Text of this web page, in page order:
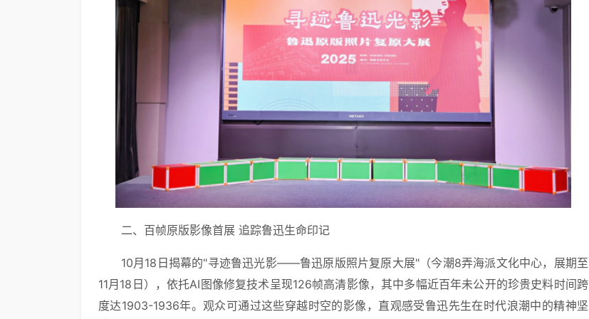
二、百帧原版影像首展 追踪鲁迅生命印记
10月18日揭幕的"寻迹鲁迅光影——鲁迅原版照片复原大展"（今潮8弄海派文化中心，展期至
11月18日），依托AI图像修复技术呈现126帧高清影像，其中多幅近百年未公开的珍贵史料时间跨
度达1903-1936年。观众可通过这些穿越时空的影像，直观感受鲁迅先生在时代浪潮中的精神坚